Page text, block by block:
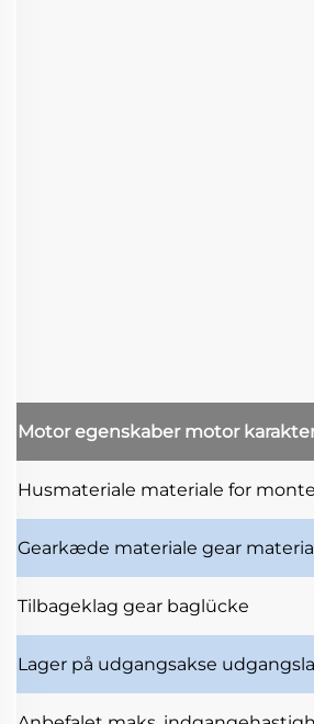
Motor egenskaber motor
Husmateriale materiale for
Gearkæde materiale gear
Tilbageklag gear baglücke
Lager på udgangsakse